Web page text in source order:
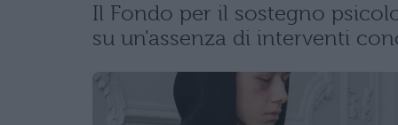
Il Fondo per il sostegno
su un'assenza di interventi